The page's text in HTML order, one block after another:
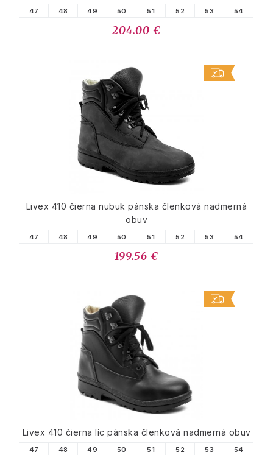
47 48 49 50 51 52 53 54
204.00 €
Livex 410 čierna nubuk pánska členková nadmerná
obuv
47 48 49 50 51 52 53 54
199.56 €
Livex 410 čierna líc pánska členková nadmerná obuv
47 48 49 50 51 52 53 54